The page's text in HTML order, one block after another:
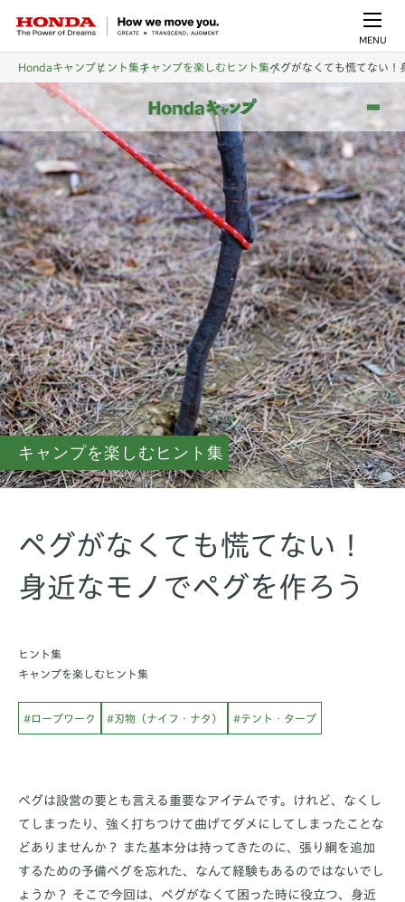
MENU
Hondaキャンプヒント集キャンプを楽しむヒント集ペグがなくても慌てない！
キャンプを楽しむヒント集
ペグがなくても慌てない！
身近なモノでペグを作ろう
ヒント集
キャンプを楽しむヒント集
#ロープワーク #刃物（ナイフ・ナタ） #テント・タープ
ペグは設営の要とも言える重要なアイテムです。けれど、なくし
てしまったり、強く打ちつけて曲げてダメにしてしまったことな
どありませんか？ また基本分は持ってきたのに、張り綱を追加
するための予備ペグを忘れた、なんて経験もあるのではないでし
ょうか？ そこで今回は、ペグがなくて困った時に役立つ、身近